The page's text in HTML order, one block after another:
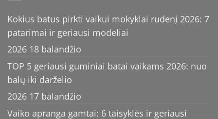
Kokius batus pirkti vaikui mokyklai rudenį 2026: 7
patarimai ir geriausi modeliai
2026 18 balandžio
TOP 5 geriausi guminiai batai vaikams 2026: nuo
balų iki darželio
2026 17 balandžio
Vaiko apranga gamtai: 6 taisyklės ir geriausi